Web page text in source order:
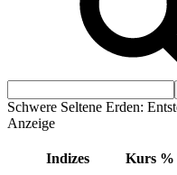
Schwere Seltene Erden:
Anzeige
Indizes Kurs %